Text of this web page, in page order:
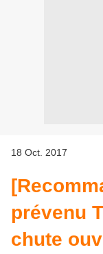
18 Oct. 2017
prévenu
chute